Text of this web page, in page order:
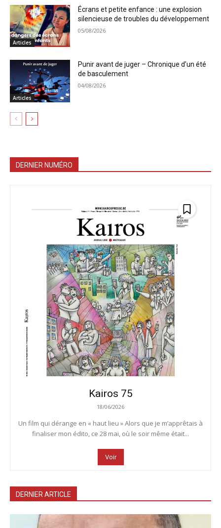
Articles
Écrans et petite enfance : une explosion
silencieuse de troubles du développement
05/08/2026
Articles
Punir avant de juger – Chronique d’un été
de basculement
04/08/2026
DERNIER NUMÉRO
Kairos 75
18/06/2026
Un film qui dérange en « haut lieu » Alors que je m’apprêtais à
finaliser mon édito, ce 28 mai, où le soir même était...
Voir
DERNIER ARTICLE